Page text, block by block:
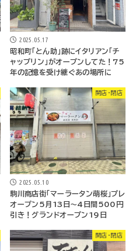
2025.05.17
昭和町「とん助」跡にイタリアン「チ
ャップリン」がオープンしてた！75
年の記憶を受け継ぐあの場所に
開店・閉店
2025.05.10
駒川商店街「マーラータン萌桜」プレ
オープン5月13日～4日間500円
引き！グランドオープン19日
開店・閉店